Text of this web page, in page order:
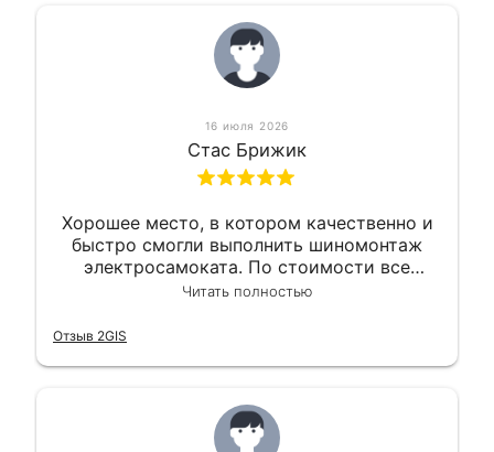
16 июля 2026
Стас Брижик
Хорошее место, в котором качественно и
быстро смогли выполнить шиномонтаж
электросамоката. По стоимости все
вышло вообще приемлемо хочу сказать.
Читать полностью
Отзыв 2GIS